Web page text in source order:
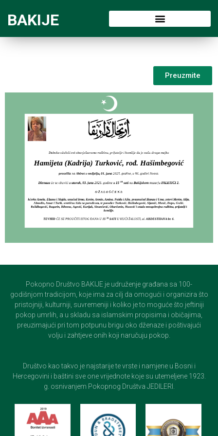
BAKIJE
Preuzmite
Pokopno Društvo BAKIJE je udruženje građana sa 100-
godišnjom tradicijom, koje ima za cilj da omogući i organizira što
pristojniji, kulturniji, suvremeniji i koliko je to moguće što jeftiniji
pokop umrlih, a u skladu sa islamskim propisima i običajima,
preuzimajući pri tom potpunu brigu oko dženaze i poštivajući
volju i zahtjeve onih koji naručuju pokop.
Društvo kao takvo je najstarije te vrste i namjene u Bosni i
Hercegovini i baštini sve one vrijednote koje su utemeljene 1923.
g. osnivanjem Pokopnog Društva JEDILERI.